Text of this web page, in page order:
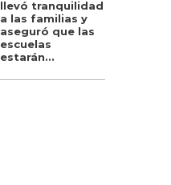
llevó tranquilidad
a las familias y
aseguró que las
escuelas
estarán...